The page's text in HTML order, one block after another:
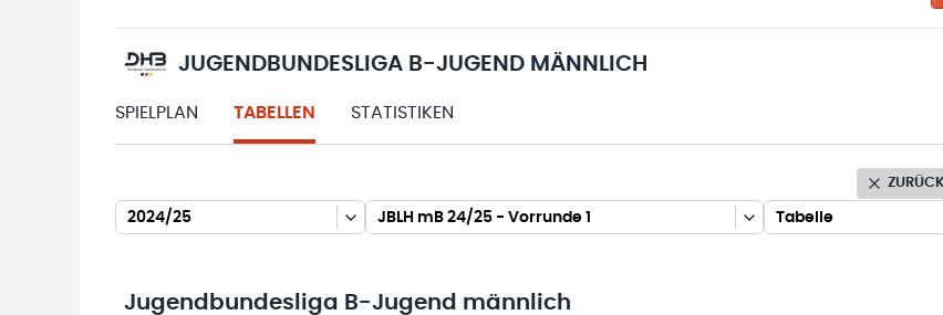
JUGENDBUNDESLIGA B-JUGEND MÄNNLICH
SPIELPLAN TABELLEN STATISTIKEN
2024/25 JBLH mB 24/25 - Vorrunde 1 Tabelle
Jugendbundesliga B-Jugend männlich